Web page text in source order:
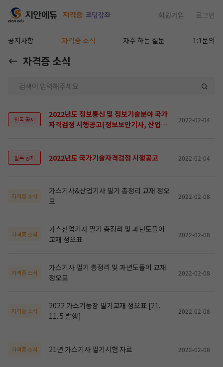
회원가입 로그인
공지사항 자격증 소식 자주 하는 질문 1:1문의
자격증 소식
필독 공지
2022년도 정보통신 및 정보기술분야 국가
자격검정 시행공고(정보보안기사, 산업기
2022-02-04
필독 공지 2022년도 국가기술자격검정 시행공고 2022-02-04
자격증 소식
가스기사&산업기사 필기 총정리 교재 정오
표
2022-02-08
자격증 소식
가스산업기사 필기 총정리 및 과년도풀이
교재 정오표
2022-02-08
자격증 소식
가스기사 필기 총정리 및 과년도풀이 교재
정오표
2022-02-08
자격증 소식
2022 가스기능장 필기교재 정오표 [21.
11. 5 발행]
2022-02-08
자격증 소식 21년 가스기사 필기시험 자료 2022-02-08